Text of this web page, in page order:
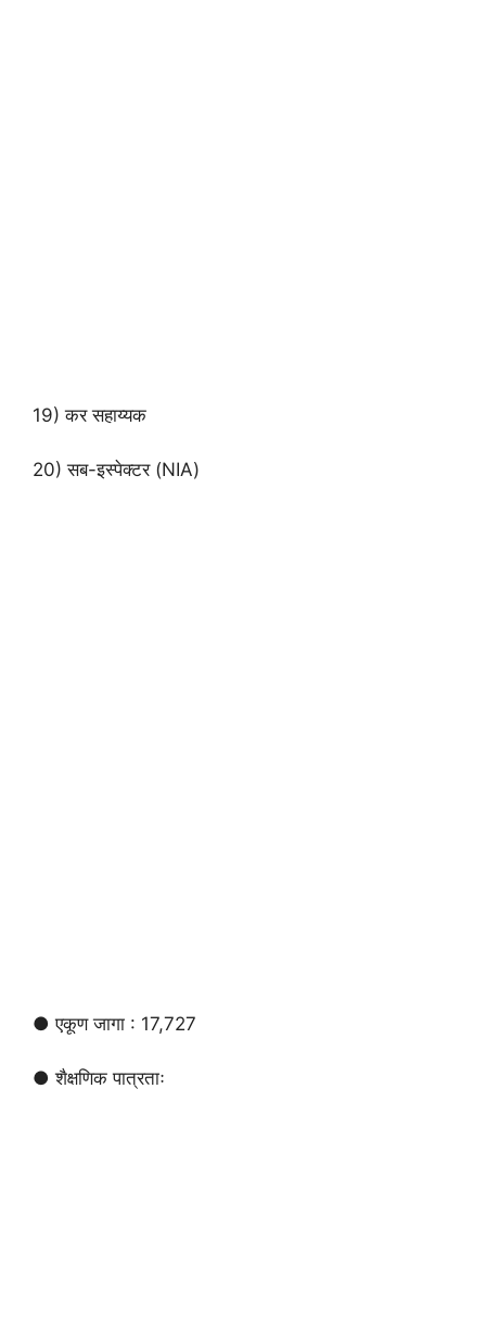
19) कर सहाय्यक
20) सब-इस्पेक्टर (NIA)
● एकूण जागा : 17,727
● शैक्षणिक पात्रताः